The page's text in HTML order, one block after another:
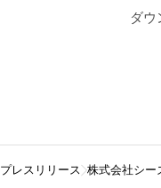
ダウ
プレスリリース 株式会社シー